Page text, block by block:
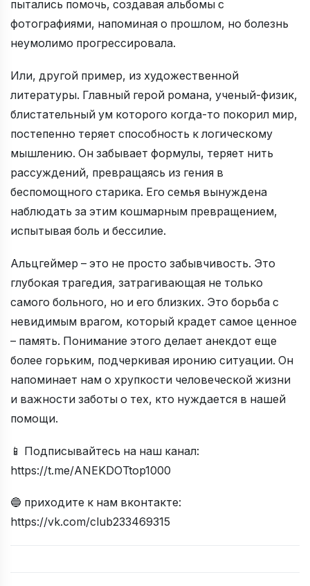
пытались помочь, создавая альбомы с
фотографиями, напоминая о прошлом, но болезнь
неумолимо прогрессировала.
Или, другой пример, из художественной
литературы. Главный герой романа, ученый-физик,
блистательный ум которого когда-то покорил мир,
постепенно теряет способность к логическому
мышлению. Он забывает формулы, теряет нить
рассуждений, превращаясь из гения в
беспомощного старика. Его семья вынуждена
наблюдать за этим кошмарным превращением,
испытывая боль и бессилие.
Альцгеймер – это не просто забывчивость. Это
глубокая трагедия, затрагивающая не только
самого больного, но и его близких. Это борьба с
невидимым врагом, который крадет самое ценное
– память. Понимание этого делает анекдот еще
более горьким, подчеркивая иронию ситуации. Он
напоминает нам о хрупкости человеческой жизни
и важности заботы о тех, кто нуждается в нашей
помощи.
📱 Подписывайтесь на наш канал:
https://t.me/ANEKDOTtop1000
🔵 приходите к нам вконтакте:
https://vk.com/club233469315